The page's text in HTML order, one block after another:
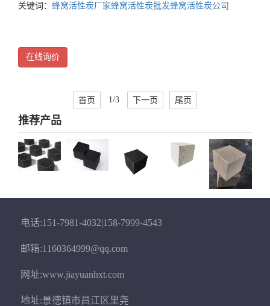
关键词： 蜂窝活性炭厂家蜂窝活性炭批发蜂窝活性炭公司
在线询价
首页 1/3 下一页 尾页
推荐产品
电话:151-7981-4032|158-7999-4543
邮箱:1160364999@qq.com
网址:www.jiayuanhxt.com
地址:景德镇市昌江区里尧